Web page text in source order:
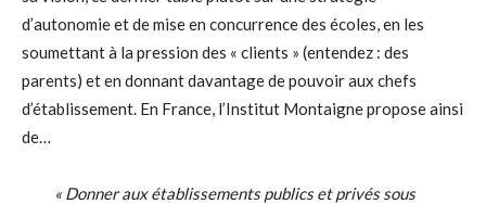
d’autonomie et de mise en concurrence des écoles, en les
soumettant à la pression des « clients » (entendez : des
parents) et en donnant davantage de pouvoir aux chefs
d’établissement. En France, l’Institut Montaigne propose ainsi
de…
« Donner aux établissements publics et privés sous